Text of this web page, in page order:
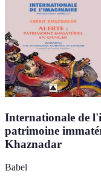
Internationale de
patrimoine
Khaznadar
Babel